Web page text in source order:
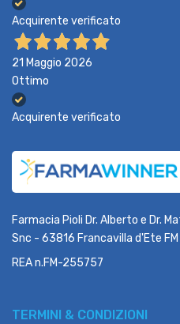
Acquirente verificato
21 Maggio 2026
Ottimo
Acquirente verificato
Farmacia Pioli Dr. Alberto e Dr.
Snc - 63816 Francavilla d'Ete
REA n.FM-255757
TERMINI & CONDIZIONI